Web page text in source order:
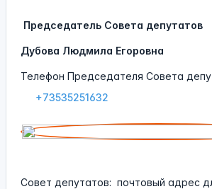
Председатель Совета депутатов
Дубова Людмила Егоровна
Телефон Председателя Совета
+73535251632
Совет депутатов: почтовый адрес